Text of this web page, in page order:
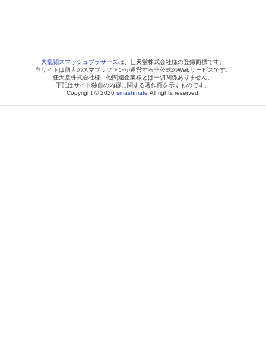
大乱闘スマッシュブラザーズは、任天堂株式会社様の登録商標です。
当サイトは個人のスマブラファンが運営する非公式のWebサービスです。
任天堂株式会社様、他関連企業様とは一切関係ありません。
下記はサイト独自の内容に関する著作権を示すものです。
Copyright © 2026 smashmate All rights reserved.